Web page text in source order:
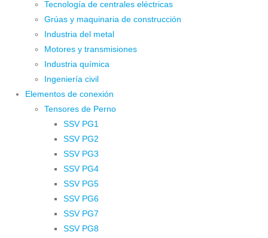
Tecnología de centrales eléctricas
Grúas y maquinaria de construcción
Industria del metal
Motores y transmisiones
Industria química
Ingeniería civil
Elementos de conexión
Tensores de Perno
SSV PG1
SSV PG2
SSV PG3
SSV PG4
SSV PG5
SSV PG6
SSV PG7
SSV PG8